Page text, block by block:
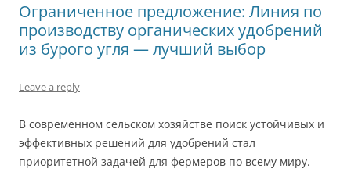
Ограниченное предложение: Линия по
производству органических удобрений
из бурого угля — лучший выбор
Leave a reply
В современном сельском хозяйстве поиск устойчивых и
эффективных решений для удобрений стал
приоритетной задачей для фермеров по всему миру.